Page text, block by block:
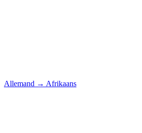
Allemand → Afrikaans